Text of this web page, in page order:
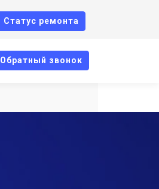
Cтатус ремонта
Oбратный звонок